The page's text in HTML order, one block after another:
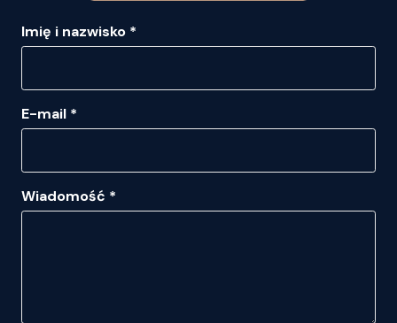
Imię i nazwisko *
E-mail *
Wiadomość *